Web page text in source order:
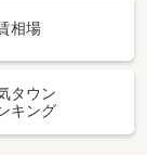
相場
タウン
キング